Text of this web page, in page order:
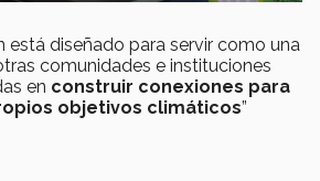
está diseñado para servir como una
comunidades e instituciones
en construir conexiones para
objetivos climáticos”